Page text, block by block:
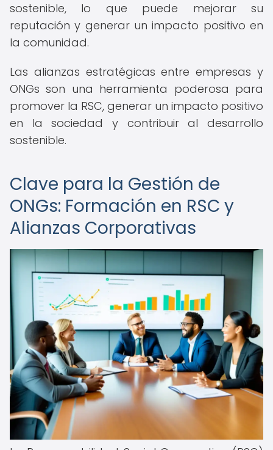
sostenible, lo que puede mejorar su
reputación y generar un impacto positivo en
la comunidad.
Las alianzas estratégicas entre empresas y
ONGs son una herramienta poderosa para
promover la RSC, generar un impacto positivo
en la sociedad y contribuir al desarrollo
sostenible.
Clave para la Gestión de
ONGs: Formación en RSC y
Alianzas Corporativas